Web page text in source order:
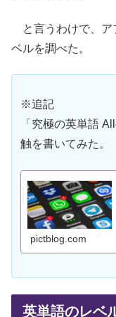
と言うわけで、ア
ベルを調べた。
※追記
「究極の英単語
触を書いてみた。
pictblog.com
英単語のレベ